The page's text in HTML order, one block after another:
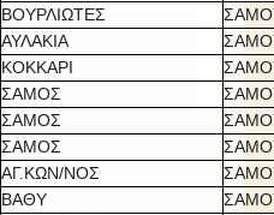
ΒΟΥΡΛΙΩΤΕΣ
ΑΥΛΑΚΙΑ
ΚΟΚΚΑΡΙ
ΣΑΜΟΣ
ΣΑΜΟΣ
ΣΑΜΟΣ
ΑΓ.ΚΩΝ/ΝΟΣ
ΒΑΘΥ